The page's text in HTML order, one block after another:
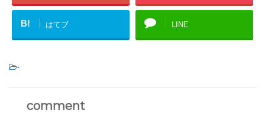
B! はてブ LINE
-
comment